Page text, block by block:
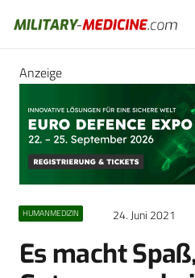
Anzeige
HUMANMEDIZIN 24. Juni 2021
Es macht